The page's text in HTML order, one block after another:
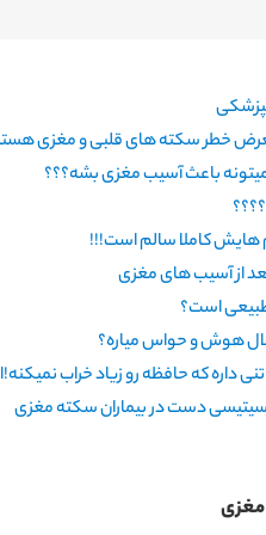
خطر سکته های قلبی و مغزی
باعث آسیب مغزی بشه؟؟؟
هایش کاملا سالم است!!!
از آسیب های مغزی
طبیعی است؟
هوش و حواس میاره؟
داره که حافظه رو زیاد خراب نمیکنه!ا
دست در بیماران سکته مغزی